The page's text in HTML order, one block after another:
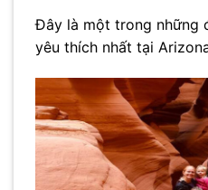
Đây là một trong những
yêu thích nhất tại